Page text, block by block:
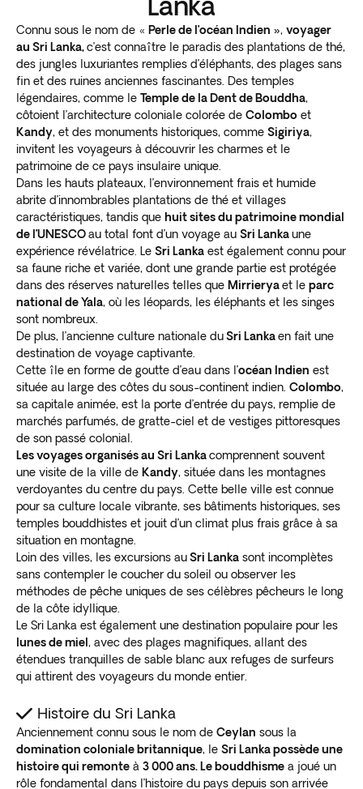
capital and largest city in the country. It was once
called the “Garden City of the East.”
Catch a game of cricket if you’re a sports fan. Get an
authentic experience by visitingstunning temples,
parks, and historical sights. Picnic in Viharamahadevi
Park, a large area with fountains, sculptures, and an
enormous gold Buddha.
The national museum resides within a stunning 19th-
century neo-baroque building. Collections detail the
historical kingdoms withancient artifacts and recent
colonial-era relics
Walk along the Galle Face Green, an extensive open
area and seaside promenade. Families come for the
flying kites and bubble-blowers. Friends meet to hang
out, and others sit and people-watch.
Dambulla Caves
A visit to the city of Dambulla is essential on your
trip to Sri Lanka. Located in the country’s center, it’s
about 148 km (92 miles) east of the capital.
The cave temple, also called the Golden Temple, is a
UNESCO World Heritage Site. It’s thelargest, best-
preserved cave complex on the island
The overhanging rock towers 160 meters (525 feet)
into the air. The major attractions are in five central
caves beneath it.Over 150 statues and paintings
depict Siddhartha Gautama
, aka “the Buddha.”
Koggala
The town of Koggala has one of the longest beaches
in the country. It’s a popular destination on many Sri
Lanka beach holiday packages. Located beside a
lagoon on the south coast, it’s near hotspots like
Unawatuna and Weligama.
The Koggala Lake offers rich biodiversity and a
boat ride and island hop to see Buddhist temples or a
monastery.
Watch stilt fishermen practice their traditional method
at Ahangama. Visit the turtle hatchery at Habaraduwa.
. You can also chat to us to
arrange a private tour.
Crafted by our own travel experts
Exoticca’s team of travel specialists has crafted
hundreds of epic holiday packages to countries
worldwide.Our travel experts use this experience to
curate fascinating and action-packed Sri Lanka
tours.
We collaborate with experienced guides and reliable
service providers at each destination.Our local
partners are the driving force behind our tours
carry out each itinerary to ensure a safe and
memorable holiday experience.
Connu sous le nom de « Perle de l’océan Indien », voyager
au Sri Lanka,c’est connaître le paradis des plantations de thé,
des jungles luxuriantes remplies d’éléphants, des plages sans
fin et des ruines anciennes fascinantes. Des temples
légendaires, comme le Temple de la Dent de Bouddha,
côtoient l’architecture coloniale colorée de Colombo et
Kandy, et des monuments historiques, comme Sigiriya,
invitent les voyageurs à découvrir les charmes et le
patrimoine de ce pays insulaire unique.
Dans les hauts plateaux, l’environnement frais et humide
abrite d’innombrables plantations de thé et villages
caractéristiques, tandis que huit sites du patrimoine mondial
de l’UNESCOau total font d’un voyage au Sri Lankaune
expérience révélatrice. Le Sri Lanka est également connu pour
sa faune riche et variée, dont une grande partie est protégée
dans des réserves naturelles telles que Mirrieryaet le parc
national de Yala, où les léopards, les éléphants et les singes
sont nombreux.
De plus, l’ancienne culture nationale duSri Lankaen fait une
destination de voyage captivante.
Cette île en forme de goutte d’eau dans l’océan Indien est
située au large des côtes du sous-continent indien. Colombo,
sa capitale animée, est la porte d’entrée du pays, remplie de
marchés parfumés, de gratte-ciel et de vestiges pittoresques
de son passé colonial.
Les voyages organisés au Sri Lankacomprennent souvent
une visite de la ville de Kandy, située dans les montagnes
verdoyantes du centre du pays. Cette belle ville est connue
pour sa culture locale vibrante, ses bâtiments historiques, ses
temples bouddhistes et jouit d’un climat plus frais grâce à sa
situation en montagne.
Loin des villes, les excursions auSri Lanka sont incomplètes
sans contempler le coucher du soleil ou observer les
méthodes de pêche uniques de ses célèbres pêcheurs le long
de la côte idyllique.
Le Sri Lanka est également une destination populaire pour les
lunes de miel , avec des plages magnifiques, allant des
étendues tranquilles de sable blanc aux refuges de surfeurs
qui attirent des voyageurs du monde entier.
Histoire du Sri Lanka
Anciennement connu sous le nom de Ceylan sous la
domination coloniale britannique, le Sri Lanka possède une
histoire qui remonte à 3 000 ans. Le bouddhisme a joué un
rôle fondamental dans l’histoire du pays depuis son arrivée